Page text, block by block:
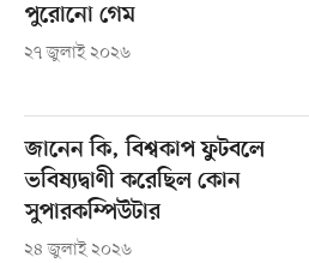
পুরোনো গেম
২৭ জুলাই ২০২৬
জানেন কি, বিশ্বকাপ ফুটবলে
ভবিষ্যদ্বাণী করেছিল কোন
সুপারকম্পিউটার
২৪ জুলাই ২০২৬